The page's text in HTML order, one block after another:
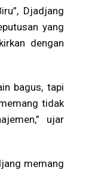
Djadjang
yang
dengan
bagus, tapi
tidak
ujar
memang